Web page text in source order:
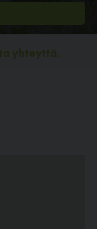
yhteyttä.